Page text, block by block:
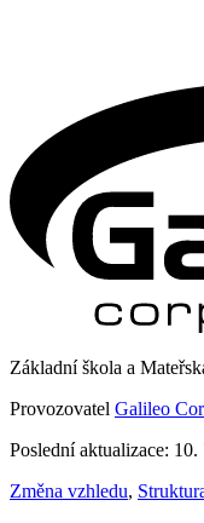
Základní škola a
Provozovatel Galileo
Poslední aktualizace: 10.
Změna vzhledu,